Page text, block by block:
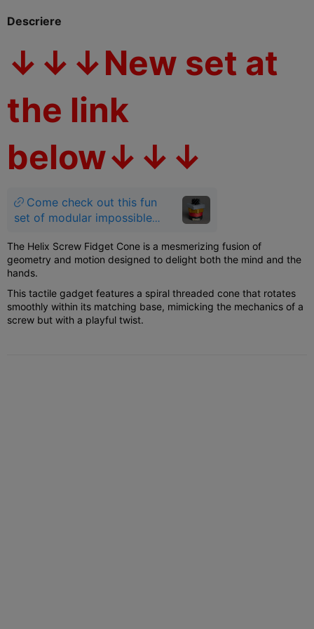
Descriere
↓↓↓New set at
the link
below↓↓↓
Come check out this fun
set of modular impossible
The Helix Screw Fidget Cone is a mesmerizing fusion of
geometry and motion designed to delight both the mind and the
hands.
This tactile gadget features a spiral threaded cone that rotates
smoothly within its matching base, mimicking the mechanics of a
screw but with a playful twist.